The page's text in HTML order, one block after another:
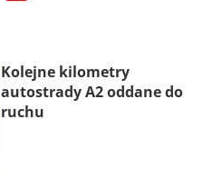
Kolejne kilometry
autostrady A2 oddane do
ruchu